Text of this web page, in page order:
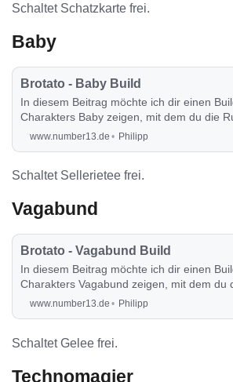
Schaltet Schatzkarte frei.
Baby
Brotato - Baby Build
In diesem Beitrag möchte ich dir einen
Charakters Baby zeigen, mit dem du die
auch sehr angenehm durchspielen kannst.
www.number13.de Philipp
Schaltet Sellerietee frei.
Vagabund
Brotato - Vagabund Build
In diesem Beitrag möchte ich dir einen
Charakters Vagabund zeigen, mit dem du
Runde auch sehr angenehm durchspielen
www.number13.de Philipp
Schaltet Gelee frei.
Technomagier